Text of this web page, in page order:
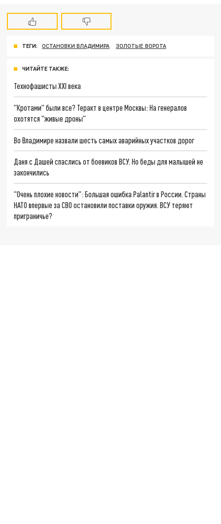
ТЕГИ: ОСТАНОВКИ ВЛАДИМИРА ЗОЛОТЫЕ ВОРОТА
ЧИТАЙТЕ ТАКЖЕ:
Технофашисты XXI века
"Кротами" были все? Теракт в центре Москвы: На генералов
охотятся "живые дроны"
Во Владимире назвали шесть самых аварийных участков дорог
Даня с Дашей спаслись от боевиков ВСУ. Но беды для малышей не
закончились
"Очень плохие новости": Большая ошибка Palantir в России. Страны
НАТО впервые за СВО остановили поставки оружия. ВСУ теряют
приграничье?